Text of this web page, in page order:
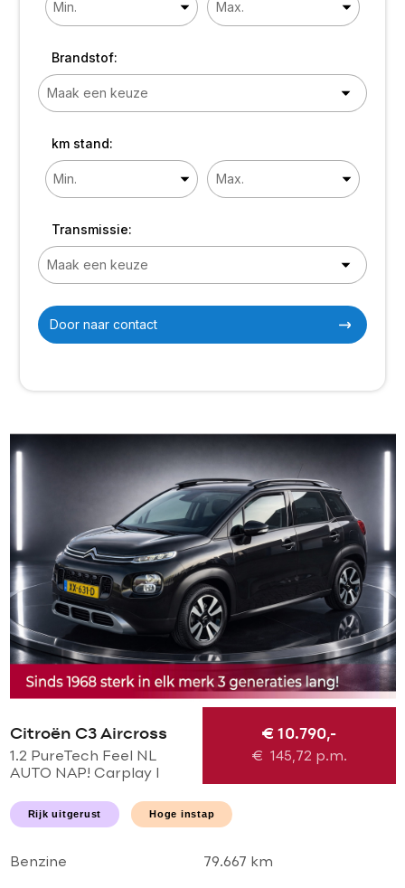
Brandstof:
km stand:
Transmissie:
Door naar contact
Citroën C3 Aircross
1.2 PureTech Feel NL
AUTO NAP! Carplay l
ECC l CRUISE l
TREKHAAK l
€ 10.790,-
€ 145,72 p.m.
Rijk uitgerust Hoge instap
Benzine 79.667 km